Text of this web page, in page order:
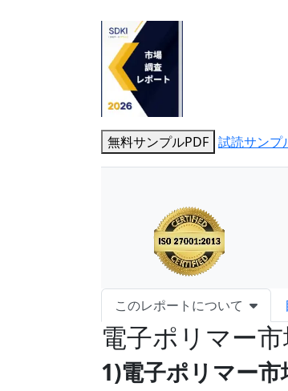
無料サンプルPDF 試読サンプ
このレポートについて
電子ポリマー
1)電子ポリマー市